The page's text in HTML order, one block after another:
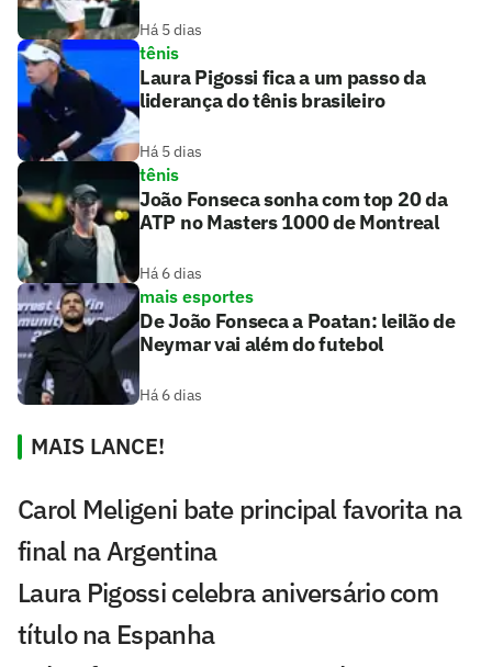
Há 5 dias
tênis
Laura Pigossi fica a um passo da
liderança do tênis brasileiro
Há 5 dias
tênis
João Fonseca sonha com top 20 da
ATP no Masters 1000 de Montreal
Há 6 dias
mais esportes
De João Fonseca a Poatan: leilão de
Neymar vai além do futebol
Há 6 dias
MAIS LANCE!
Carol Meligeni bate principal favorita na
final na Argentina
Laura Pigossi celebra aniversário com
título na Espanha